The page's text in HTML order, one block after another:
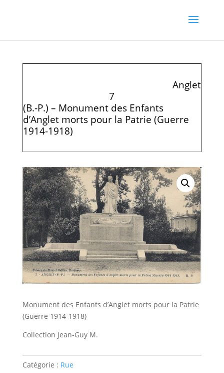
Anglet
7
(B.-P.) – Monument des Enfants
d’Anglet morts pour la Patrie (Guerre
1914-1918)
Monument des Enfants d’Anglet morts pour la Patrie
(Guerre 1914-1918)
Collection Jean-Guy M.
Catégorie : Rue